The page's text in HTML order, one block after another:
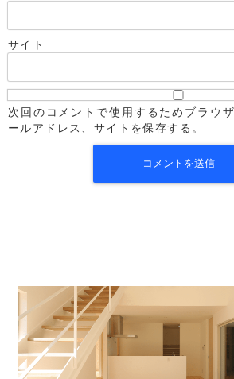
サイト
次回のコメントで使用するためブラウ
ールアドレス、サイトを保存する。